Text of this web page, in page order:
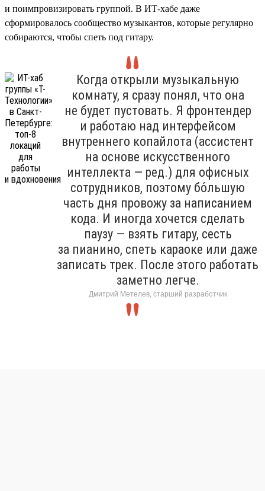
и поимпровизировать группой. В ИТ-хабе даже
сформировалось сообщество музыкантов, которые регулярно
собираются, чтобы спеть под гитару.
Когда открыли музыкальную
комнату, я сразу понял, что она
не будет пустовать. Я фронтендер
и работаю над интерфейсом
внутреннего копайлота (ассистент
на основе искусственного
интеллекта — ред.) для офисных
сотрудников, поэтому бо́льшую
часть дня провожу за написанием
кода. И иногда хочется сделать
паузу — взять гитару, сесть
за пианино, спеть караоке или даже
записать трек. После этого работать
заметно легче.
Дмитрий Метелев, старший разработчик